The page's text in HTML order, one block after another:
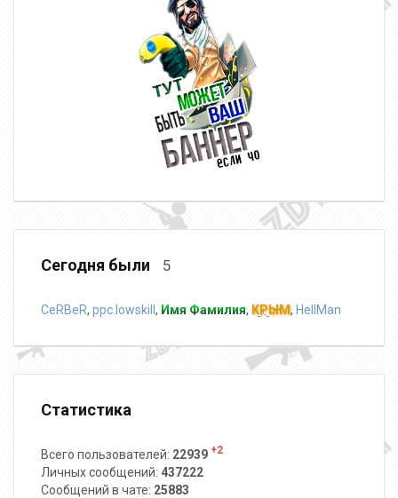
Сегодня были 5
CeRBeR, ppc.lowskill , Имя Фамилия, KPblM, HellMan
Статистика
Всего пользователей: 22939 +2
Личных сообщений: 437222
Сообщений в чате: 25883